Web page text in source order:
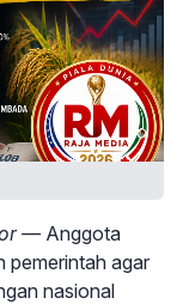
—Anggota
pemerintah agar
nasional